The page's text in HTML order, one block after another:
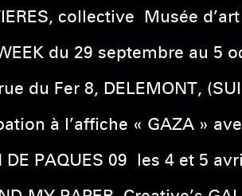
collective Musée
du 29 septembre au 5
du Fer 8, DELEMONT,
à l’affiche « GAZA »
DE PAQUES 09 les 4 et 5